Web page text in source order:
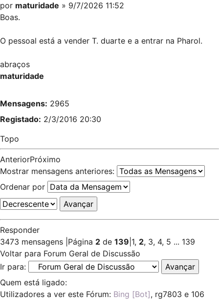
por maturidade » 9/7/2026 11:52
Boas.
O pessoal está a vender T. duarte e a entrar na Pharol.
abraços
maturidade
Mensagens: 2965
Registado: 2/3/2016 20:30
Topo
AnteriorPróximo
Mostrar mensagens anteriores:
Ordenar por
Responder
3473 mensagens Página 2 de 139 1, 2, 3, 4, 5 ... 139
Voltar para Forum Geral de Discussão
Ir para:
Quem está ligado:
Utilizadores a ver este Fórum: Bing [Bot], rg7803 e 106